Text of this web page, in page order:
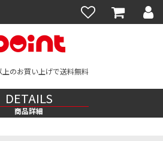
のお買い上げで送料無料
DETAILS
商品詳細